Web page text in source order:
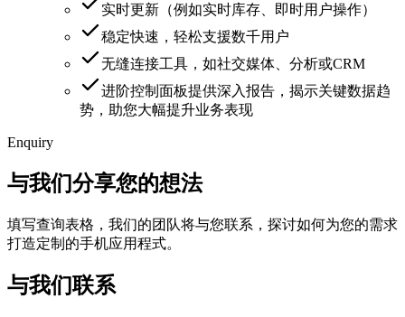
实时更新（例如实时库存、即时用户操作）
稳定快速，轻松支援数千用户
无缝连接工具，如社交媒体、分析或CRM
进阶控制面板提供深入报告，揭示关键数据趋
势，助您大幅提升业务表现
Enquiry
与我们分享您的想法
填写查询表格，我们的团队将与您联系，探讨如何为您的需求
打造定制的手机应用程式。
与我们联系